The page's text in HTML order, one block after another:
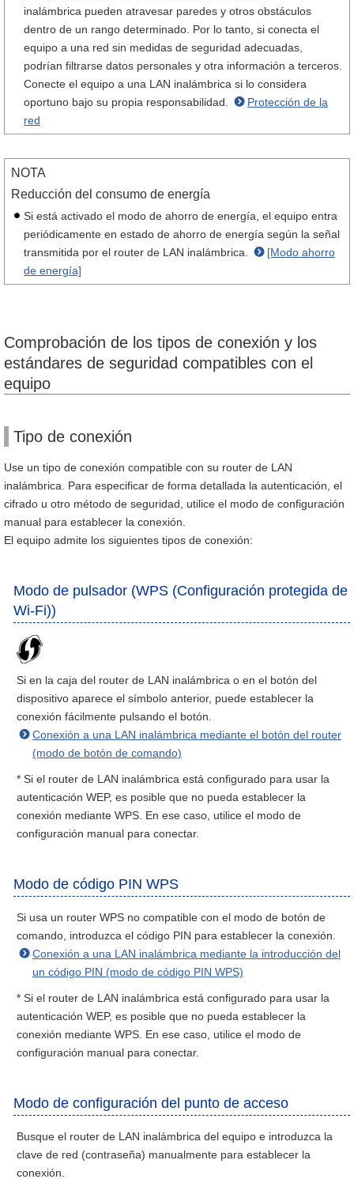
inalámbrica pueden atravesar paredes y otros obstáculos
dentro de un rango determinado. Por lo tanto, si conecta el
equipo a una red sin medidas de seguridad adecuadas,
podrían filtrarse datos personales y otra información a terceros.
Conecte el equipo a una LAN inalámbrica si lo considera
oportuno bajo su propia responsabilidad.
Protección de la
red
NOTA
Reducción del consumo de energía
Si está activado el modo de ahorro de energía, el equipo entra
periódicamente en estado de ahorro de energía según la señal
transmitida por el router de LAN inalámbrica.
[Modo ahorro
de energía]
Comprobación de los tipos de conexión y los
estándares de seguridad compatibles con el
equipo
Tipo de conexión
Use un tipo de conexión compatible con su router de LAN
inalámbrica. Para especificar de forma detallada la autenticación, el
cifrado u otro método de seguridad, utilice el modo de configuración
manual para establecer la conexión.
El equipo admite los siguientes tipos de conexión:
Modo de pulsador (WPS (Configuración protegida de
Wi-Fi))
Si en la caja del router de LAN inalámbrica o en el botón del
dispositivo aparece el símbolo anterior, puede establecer la
conexión fácilmente pulsando el botón.
Conexión a una LAN inalámbrica mediante el botón del router
(modo de botón de comando)
* Si el router de LAN inalámbrica está configurado para usar la
autenticación WEP, es posible que no pueda establecer la
conexión mediante WPS. En ese caso, utilice el modo de
configuración manual para conectar.
Modo de código PIN WPS
Si usa un router WPS no compatible con el modo de botón de
comando, introduzca el código PIN para establecer la conexión.
Conexión a una LAN inalámbrica mediante la introducción del
un código PIN (modo de código PIN WPS)
* Si el router de LAN inalámbrica está configurado para usar la
autenticación WEP, es posible que no pueda establecer la
conexión mediante WPS. En ese caso, utilice el modo de
configuración manual para conectar.
Modo de configuración del punto de acceso
Busque el router de LAN inalámbrica del equipo e introduzca la
clave de red (contraseña) manualmente para establecer la
conexión.